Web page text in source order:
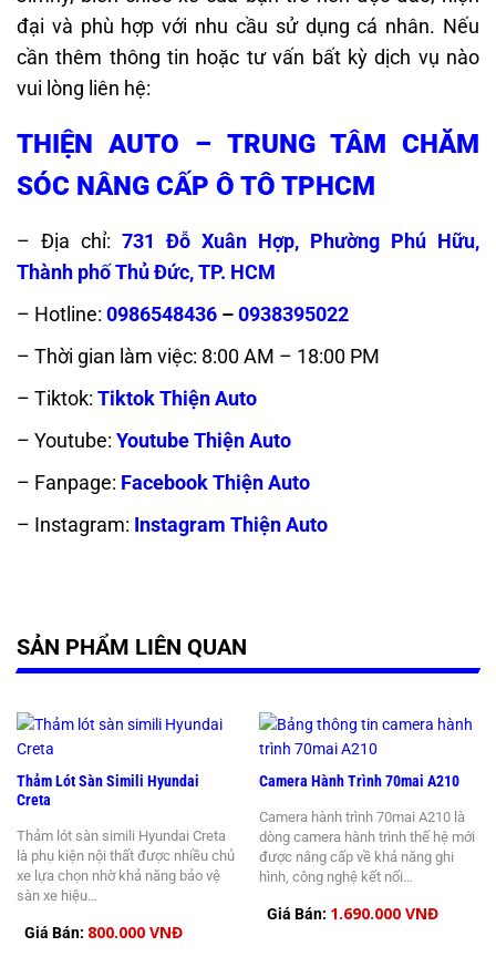
đại và phù hợp với nhu cầu sử dụng cá nhân. Nếu
cần thêm thông tin hoặc tư vấn bất kỳ dịch vụ nào
vui lòng liên hệ:
THIỆN AUTO – TRUNG TÂM CHĂM
SÓC NÂNG CẤP Ô TÔ TPHCM
– Địa chỉ: 731 Đỗ Xuân Hợp, Phường Phú Hữu,
Thành phố Thủ Đức, TP. HCM
– Hotline: 0986548436 –0938395022
– Thời gian làm việc: 8:00 AM – 18:00 PM
– Tiktok: Tiktok Thiện Auto
– Youtube: Youtube Thiện Auto
– Fanpage: Facebook Thiện Auto
– Instagram: Instagram Thiện Auto
SẢN PHẨM LIÊN QUAN
Thảm Lót Sàn Simili Hyundai
Creta
Thảm lót sàn simili Hyundai Creta
là phụ kiện nội thất được nhiều chủ
xe lựa chọn nhờ khả năng bảo vệ
sàn xe hiệu…
Giá Bán: 800.000 VNĐ
Camera Hành Trình 70mai A210
Camera hành trình 70mai A210 là
dòng camera hành trình thế hệ mới
được nâng cấp về khả năng ghi
hình, công nghệ kết nối…
Giá Bán: 1.690.000 VNĐ